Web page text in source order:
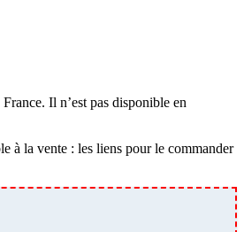
Il n’est pas disponible en
à la vente : les liens pour le commander